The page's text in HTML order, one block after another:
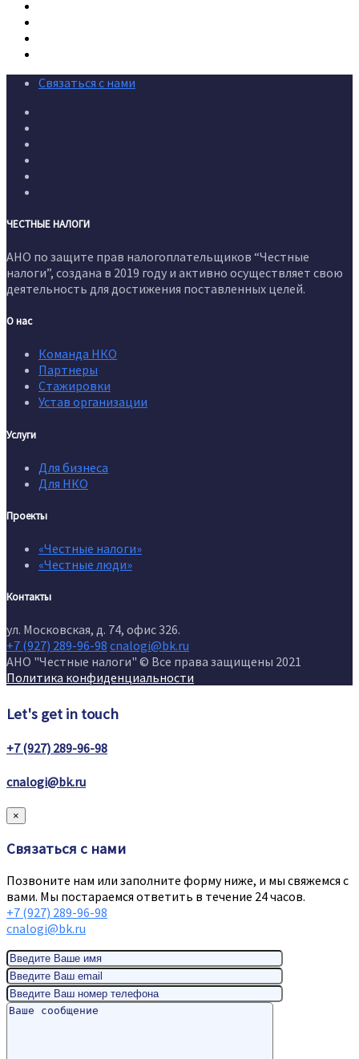
Связаться с нами
ЧЕСТНЫЕ НАЛОГИ
АНО по защите прав налогоплательщиков “Честные
налоги”, создана в 2019 году и активно осуществляет свою
деятельность для достижения поставленных целей.
О нас
Команда НКО
Партнеры
Стажировки
Устав организации
Услуги
Для бизнеса
Для НКО
Проекты
«Честные налоги»
«Честные люди»
Контакты
ул. Московская, д. 74, офис 326.
+7 (927) 289-96-98 cnalogi@bk.ru
АНО "Честные налоги" © Все права защищены 2021
Политика конфиденциальности
Let's get in touch
+7 (927) 289-96-98
cnalogi@bk.ru
×
Связаться с нами
Позвоните нам или заполните форму ниже, и мы свяжемся с
вами. Мы постараемся ответить в течение 24 часов.
+7 (927) 289-96-98
cnalogi@bk.ru